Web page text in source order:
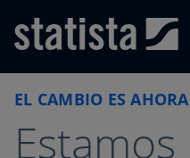
EL CAMBIO ES AHORA
Estamos